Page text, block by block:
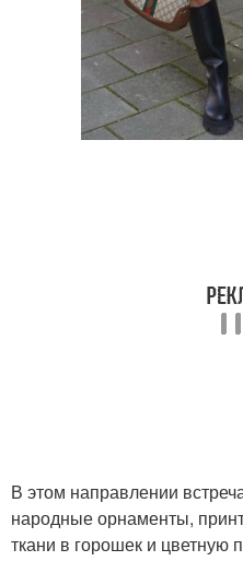
В этом направлении
народные орнаменты,
ткани в горошек и цветную